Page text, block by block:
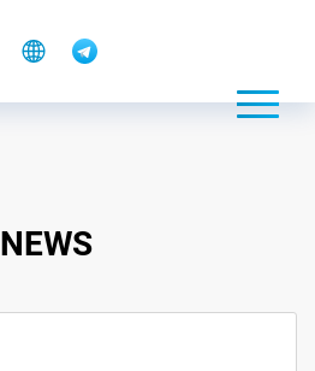
NEWS